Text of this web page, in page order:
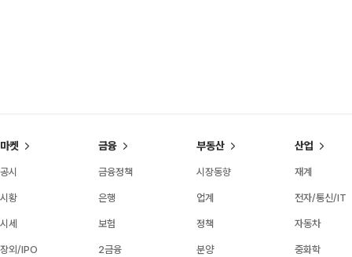
마켓
공시
시황
시세
장외/IPO
금융
금융정책
은행
보험
2금융
부동산
시장동향
업계
정책
분양
산업
재계
전자/통신/IT
자동차
중화학